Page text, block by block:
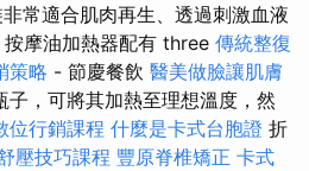
常適合肌肉再生、透過刺激血液
摩油加熱器配有 three 傳統整復
策略 - 節慶餐飲 醫美做臉讓肌膚
子，可將其加熱至理想溫度，然
位行銷課程 什麼是卡式台胞證 折
壓技巧課程 豐原脊椎矯正 卡式